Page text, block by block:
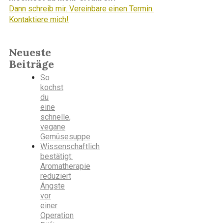
Dann schreib mir. Vereinbare einen Termin.
Kontaktiere mich!
Neueste
Beiträge
So
kochst
du
eine
schnelle,
vegane
Gemüsesuppe
Wissenschaftlich
bestätigt:
Aromatherapie
reduziert
Ängste
vor
einer
Operation